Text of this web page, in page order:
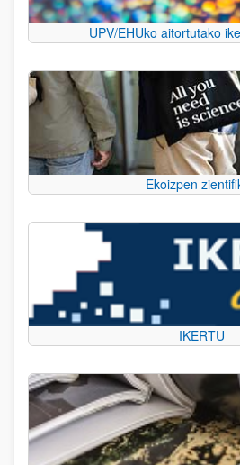
UPV/EHUko aitortutako
Ekoizpen
IKERTU